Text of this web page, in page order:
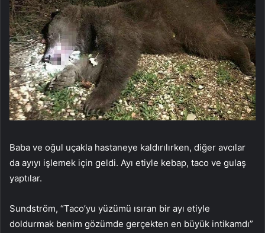
Baba ve oğul uçakla hastaneye kaldırılırken, diğer avcılar
da ayıyı işlemek için geldi. Ayı etiyle kebap, taco ve gulaş
yaptılar.
Sundström, “Taco’yu yüzümü ısıran bir ayı etiyle
doldurmak benim gözümde gerçekten en büyük intikamdı”